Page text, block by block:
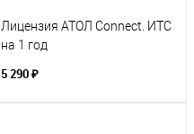
Лицензия АТОЛ Connect. ИТС
на 1 год
5 290 ₽